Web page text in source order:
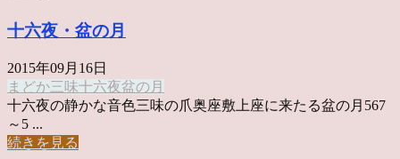
十六夜・盆の月
2015年09月16日
まどか三味十六夜盆の月
十六夜の静かな音色三味の爪奥座敷上座に来たる盆の月567
～5 ...
続きを見る